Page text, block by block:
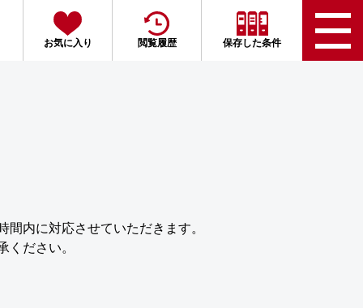
お気に入り 閲覧履歴 保存した条件
内に対応させていただきます。
ください。